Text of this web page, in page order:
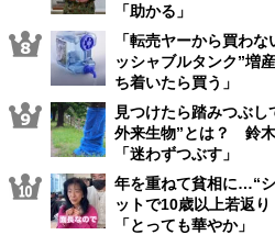
「助かる」
「転売ヤーから買わ
ッシャブルタンク”増
ち着いたら買う」
見つけたら踏みつぶ
外来生物”とは？ 鈴木
「迷わずつぶす」
年を重ねて貧相に…“
ットで10歳以上若返り
「とっても華やか」